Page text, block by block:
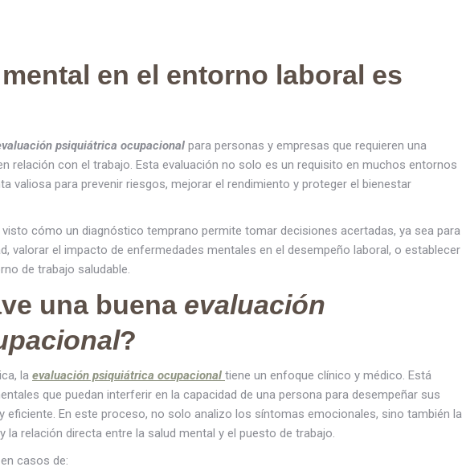
en el entorno laboral es
psiquiátrica ocupacional para personas y empresas que requieren una
relación con el trabajo. Esta evaluación no solo es un requisito en muchos entornos
valiosa para prevenir riesgos, mejorar el rendimiento y proteger el bienestar
cómo un diagnóstico temprano permite tomar decisiones acertadas, ya sea para
valorar el impacto de enfermedades mentales en el desempeño laboral, o establecer
de trabajo saludable.
una buena evaluación
?
la evaluación psiquiátrica ocupacional tiene un enfoque clínico y médico. Está
que puedan interferir en la capacidad de una persona para desempeñar sus
En este proceso, no solo analizo los síntomas emocionales, sino también la
relación directa entre la salud mental y el puesto de trabajo.
casos de: